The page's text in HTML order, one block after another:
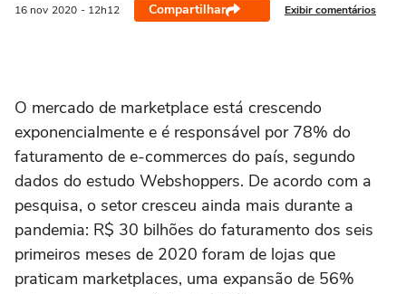
16 nov 2020 - 12h12 Compartilhar Exibir comentários
O mercado de marketplace está crescendo
exponencialmente e é responsável por 78% do
faturamento de e-commerces do país, segundo
dados do estudo Webshoppers. De acordo com a
pesquisa, o setor cresceu ainda mais durante a
pandemia: R$ 30 bilhões do faturamento dos seis
primeiros meses de 2020 foram de lojas que
praticam marketplaces, uma expansão de 56%